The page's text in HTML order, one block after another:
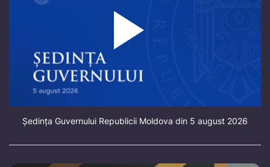
Ședința Guvernului Republicii Moldova din 5 august 2026